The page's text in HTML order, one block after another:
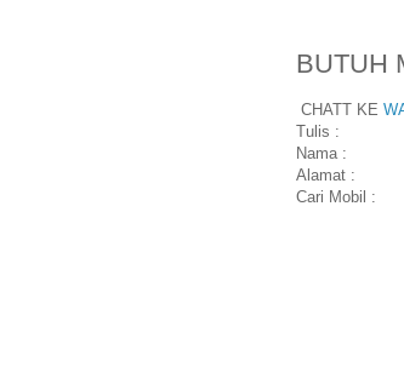
BUTUH
CHATT KE
Tulis :
Nama :
Alamat :
Cari Mobil :